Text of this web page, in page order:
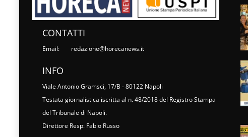
CONTATTI
Email: redazione@horecanews.it
INFO
Viale Antonio Gramsci, 17/B - 80122 Napoli
Testata giornalistica iscritta al n. 48/2018 del Registro Stampa
del Tribunale di Napoli.
Direttore Resp: Fabio Russo